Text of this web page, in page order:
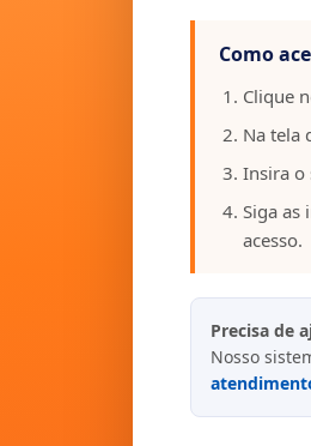
Como
Clique
Na tela
Insira o
Siga as
acesso.
Precisa de
Nosso